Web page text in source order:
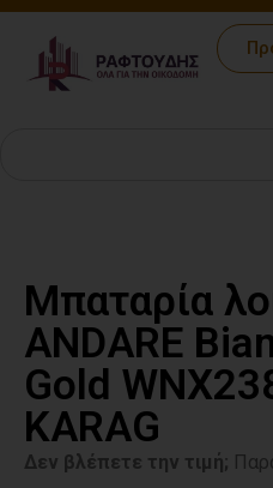
Μπαταρία
ANDARE
Gold
KARAG
Δεν βλέπετε την τιμή;